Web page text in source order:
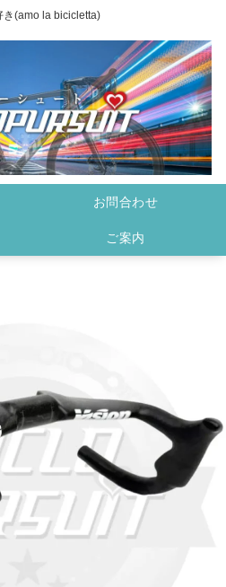
き(amo la bicicletta)
お問合わせ
ご案内